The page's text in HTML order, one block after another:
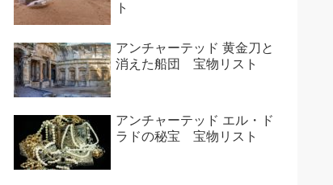
ト
アンチャーテッド 黄金刀と
消えた船団 宝物リスト
アンチャーテッド エル・ド
ラドの秘宝 宝物リスト